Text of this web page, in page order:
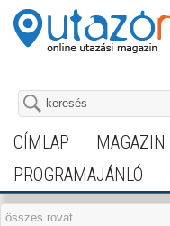
CÍMLAP MAGAZIN
PROGRAMAJÁNLÓ